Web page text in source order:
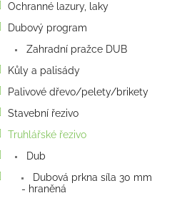
Ochranné lazury, laky
Dubový program
Zahradní pražce DUB
Kůly a palisády
Palivové dřevo/pelety/brikety
Stavební řezivo
Truhlářské řezivo
Dub
Dubová prkna síla 30 mm
- hraněná